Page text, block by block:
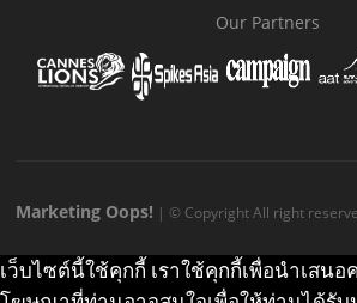
c
o
o
.
Our Partners
Marketing Oops! | © Copyright All right
เว็บไซต์นี้ใช้คุกกี้ เราใช้คุกกี้เพื่อนำเสน